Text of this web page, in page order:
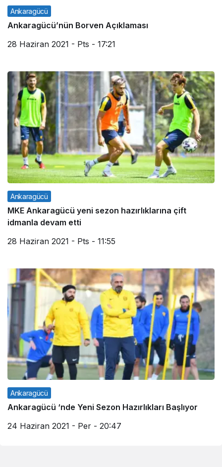
Ankaragücü
Ankaragücü’nün Borven Açıklaması
28 Haziran 2021 - Pts - 17:21
Ankaragücü
MKE Ankaragücü yeni sezon hazırlıklarına çift
idmanla devam etti
28 Haziran 2021 - Pts - 11:55
Ankaragücü
Ankaragücü ‘nde Yeni Sezon Hazırlıkları Başlıyor
24 Haziran 2021 - Per - 20:47